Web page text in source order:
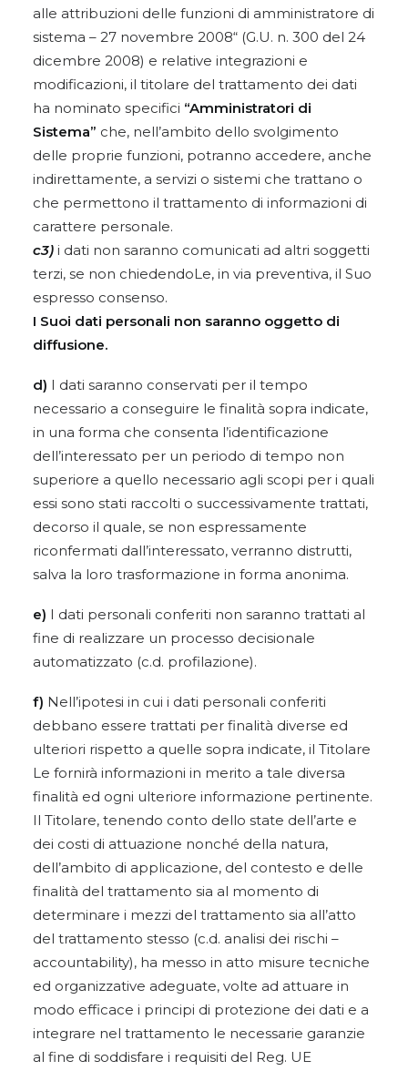
alle attribuzioni delle funzioni di amministratore di
sistema – 27 novembre 2008“ (G.U. n. 300 del 24
dicembre 2008) e relative integrazioni e
modificazioni, il titolare del trattamento dei dati
ha nominato specifici “Amministratori di
Sistema” che, nell’ambito dello svolgimento
delle proprie funzioni, potranno accedere, anche
indirettamente, a servizi o sistemi che trattano o
che permettono il trattamento di informazioni di
carattere personale.
c3) i dati non saranno comunicati ad altri soggetti
terzi, se non chiedendoLe, in via preventiva, il Suo
espresso consenso.
I Suoi dati personali non saranno oggetto di
diffusione.
d) I dati saranno conservati per il tempo
necessario a conseguire le finalità sopra indicate,
in una forma che consenta l’identificazione
dell’interessato per un periodo di tempo non
superiore a quello necessario agli scopi per i quali
essi sono stati raccolti o successivamente trattati,
decorso il quale, se non espressamente
riconfermati dall’interessato, verranno distrutti,
salva la loro trasformazione in forma anonima.
e) I dati personali conferiti non saranno trattati al
fine di realizzare un processo decisionale
automatizzato (c.d. profilazione).
f) Nell’ipotesi in cui i dati personali conferiti
debbano essere trattati per finalità diverse ed
ulteriori rispetto a quelle sopra indicate, il Titolare
Le fornirà informazioni in merito a tale diversa
finalità ed ogni ulteriore informazione pertinente.
Il Titolare, tenendo conto dello state dell’arte e
dei costi di attuazione nonché della natura,
dell’ambito di applicazione, del contesto e delle
finalità del trattamento sia al momento di
determinare i mezzi del trattamento sia all’atto
del trattamento stesso (c.d. analisi dei rischi –
accountability), ha messo in atto misure tecniche
ed organizzative adeguate, volte ad attuare in
modo efficace i principi di protezione dei dati e a
integrare nel trattamento le necessarie garanzie
al fine di soddisfare i requisiti del Reg. UE